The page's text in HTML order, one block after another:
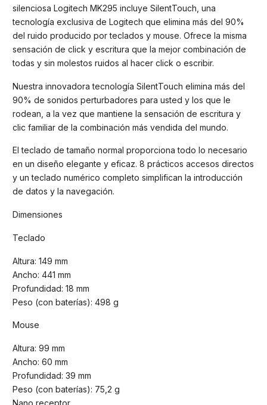
silenciosa Logitech MK295 incluye SilentTouch, una
tecnología exclusiva de Logitech que elimina más del 90%
del ruido producido por teclados y mouse. Ofrece la misma
sensación de click y escritura que la mejor combinación de
todas y sin molestos ruidos al hacer click o escribir.
Nuestra innovadora tecnología SilentTouch elimina más del
90% de sonidos perturbadores para usted y los que le
rodean, a la vez que mantiene la sensación de escritura y
clic familiar de la combinación más vendida del mundo.
El teclado de tamaño normal proporciona todo lo necesario
en un diseño elegante y eficaz. 8 prácticos accesos directos
y un teclado numérico completo simplifican la introducción
de datos y la navegación.
Dimensiones
Teclado
Altura: 149 mm
Ancho: 441 mm
Profundidad: 18 mm
Peso (con baterías): 498 g
Mouse
Altura: 99 mm
Ancho: 60 mm
Profundidad: 39 mm
Peso (con baterías): 75,2 g